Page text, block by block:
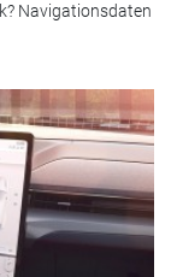
Navigationsdaten